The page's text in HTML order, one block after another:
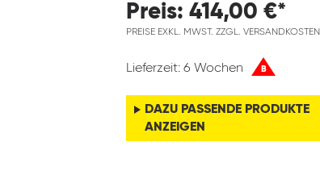
Preis: 414,00 €*
PREISE EXKL. MWST. ZZGL. VERSANDKOSTEN
Lieferzeit: 6 Wochen B
DAZU PASSENDE PRODUKTE
ANZEIGEN